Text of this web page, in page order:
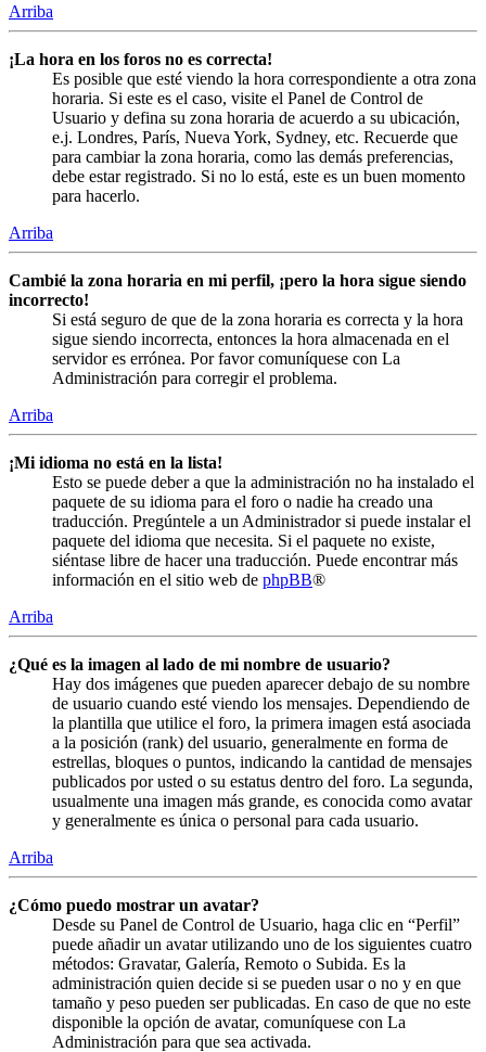
Arriba
¡La hora en los foros no es correcta!
Es posible que esté viendo la hora correspondiente a otra zona
horaria. Si este es el caso, visite el Panel de Control de
Usuario y defina su zona horaria de acuerdo a su ubicación,
e.j. Londres, París, Nueva York, Sydney, etc. Recuerde que
para cambiar la zona horaria, como las demás preferencias,
debe estar registrado. Si no lo está, este es un buen momento
para hacerlo.
Arriba
Cambié la zona horaria en mi perfil, ¡pero la hora sigue siendo
incorrecto!
Si está seguro de que de la zona horaria es correcta y la hora
sigue siendo incorrecta, entonces la hora almacenada en el
servidor es errónea. Por favor comuníquese con La
Administración para corregir el problema.
Arriba
¡Mi idioma no está en la lista!
Esto se puede deber a que la administración no ha instalado el
paquete de su idioma para el foro o nadie ha creado una
traducción. Pregúntele a un Administrador si puede instalar el
paquete del idioma que necesita. Si el paquete no existe,
siéntase libre de hacer una traducción. Puede encontrar más
información en el sitio web de phpBB®
Arriba
¿Qué es la imagen al lado de mi nombre de usuario?
Hay dos imágenes que pueden aparecer debajo de su nombre
de usuario cuando esté viendo los mensajes. Dependiendo de
la plantilla que utilice el foro, la primera imagen está asociada
a la posición (rank) del usuario, generalmente en forma de
estrellas, bloques o puntos, indicando la cantidad de mensajes
publicados por usted o su estatus dentro del foro. La segunda,
usualmente una imagen más grande, es conocida como avatar
y generalmente es única o personal para cada usuario.
Arriba
¿Cómo puedo mostrar un avatar?
Desde su Panel de Control de Usuario, haga clic en “Perfil”
puede añadir un avatar utilizando uno de los siguientes cuatro
métodos: Gravatar, Galería, Remoto o Subida. Es la
administración quien decide si se pueden usar o no y en que
tamaño y peso pueden ser publicadas. En caso de que no este
disponible la opción de avatar, comuníquese con La
Administración para que sea activada.